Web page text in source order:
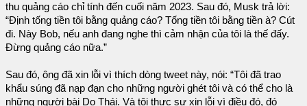
thu quảng cáo chỉ tính đến cuối năm 2023. Sau đó, Musk trả lời:
“Định tống tiền tôi bằng quảng cáo? Tống tiền tôi bằng tiền à? Cút
đi. Này Bob, nếu anh đang nghe thì cảm nhận của tôi là thế đấy.
Đừng quảng cáo nữa.”
Sau đó, ông đã xin lỗi vì thích dòng tweet này, nói: “Tôi đã trao
khẩu súng đã nạp đạn cho những người ghét tôi và có thể cho là
những người bài Do Thái. Và tôi thực sự xin lỗi vì điều đó, đó